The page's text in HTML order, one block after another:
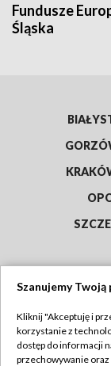
Fundusze
Śląska
Abonament
Szanujemy
Kliknij "Akceptuję i
korzystanie z
dostęp do informacji
przechowywanie